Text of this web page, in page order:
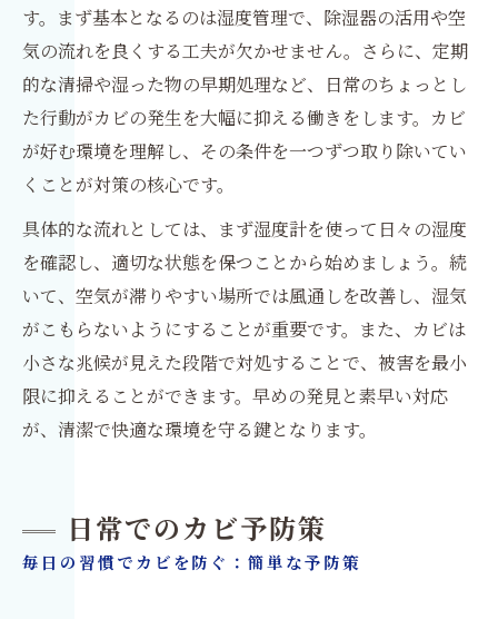
す。まず基本となるのは湿度管理で、除湿器の活用や空
気の流れを良くする工夫が欠かせません。さらに、定期
的な清掃や湿った物の早期処理など、日常のちょっとし
た行動がカビの発生を大幅に抑える働きをします。カビ
が好む環境を理解し、その条件を一つずつ取り除いてい
くことが対策の核心です。
具体的な流れとしては、まず湿度計を使って日々の湿度
を確認し、適切な状態を保つことから始めましょう。続
いて、空気が滞りやすい場所では風通しを改善し、湿気
がこもらないようにすることが重要です。また、カビは
小さな兆候が見えた段階で対処することで、被害を最小
限に抑えることができます。早めの発見と素早い対応
が、清潔で快適な環境を守る鍵となります。
日常でのカビ予防策
毎日の習慣でカビを防ぐ：簡単な予防策